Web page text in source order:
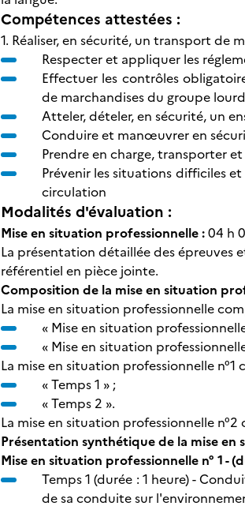
Compétences attestées :
1. Réaliser, en sécurité, un transport de
Respecter et appliquer les
Effectuer les contrôles
de marchandises du groupe
Atteler, dételer, en sécurité, un
Conduire et manœuvrer en
Prendre en charge, transporter
Prévenir les situations difficiles
circulation
Modalités d'évaluation :
Mise en situation professionnelle :04 h
La présentation détaillée des épreuves
référentiel en pièce jointe.
Composition de la mise en situation
La mise en situation professionnelle
« Mise en situation
« Mise en situation
La mise en situation professionnelle
« Temps 1 » ;
« Temps 2 ».
La mise en situation professionnelle
Présentation synthétique de la mise en
Mise en situation professionnelle n° 1 -
Temps 1 (durée : 1 heure) -
de sa conduite sur